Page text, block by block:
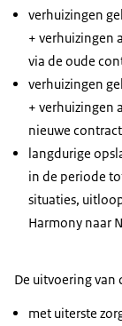
verhuizingen
+ verhuizingen
via de oude
verhuizingen
+ verhuizingen
nieuwe
langdurige
in de periode
situaties,
Harmony naar
De uitvoering van
met uiterste